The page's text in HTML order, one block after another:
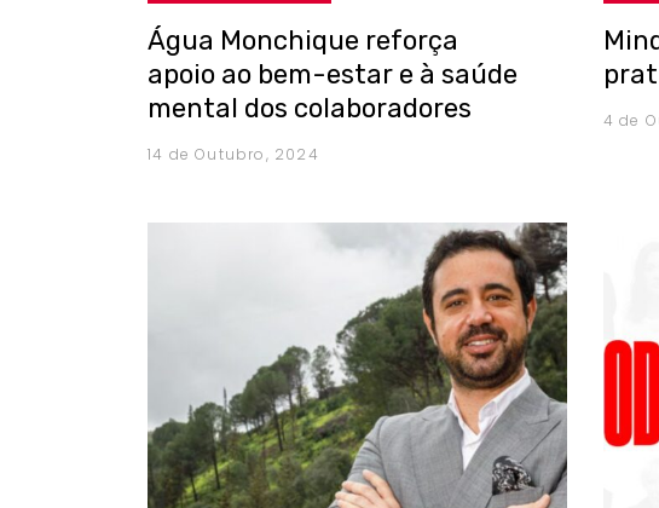
Água Monchique reforça
apoio ao bem-estar e à saúde
mental dos colaboradores
14 de Outubro, 2024
4 de